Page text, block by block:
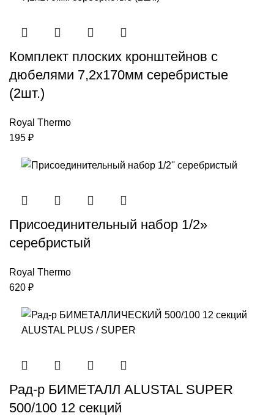
Комплект плоских кронштейнов с
дюбелями 7,2х170мм серебристые
(2шт.)
Royal Thermo
195 ₽
Присоединительный набор 1/2»
серебристый
Royal Thermo
620 ₽
Рад-р БИМЕТАЛЛ ALUSTAL SUPER
500/100 12 секций